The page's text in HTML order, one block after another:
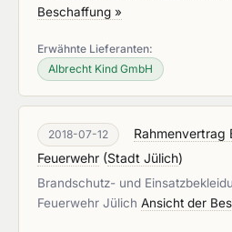
Beschaffung »
Erwähnte Lieferanten:
Albrecht Kind GmbH
2018-07-12
Rahmenvertrag
Feuerwehr (Stadt Jülich)
Brandschutz- und
Feuerwehr Jülich Ansicht der